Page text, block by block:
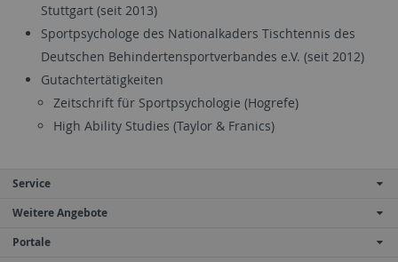
Stuttgart (seit 2013)
Sportpsychologe des Nationalkaders Tischtennis des
Deutschen Behindertensportverbandes e.V. (seit 2012)
Gutachtertätigkeiten
Zeitschrift für Sportpsychologie (Hogrefe)
High Ability Studies (Taylor & Franics)
Service
Weitere Angebote
Portale